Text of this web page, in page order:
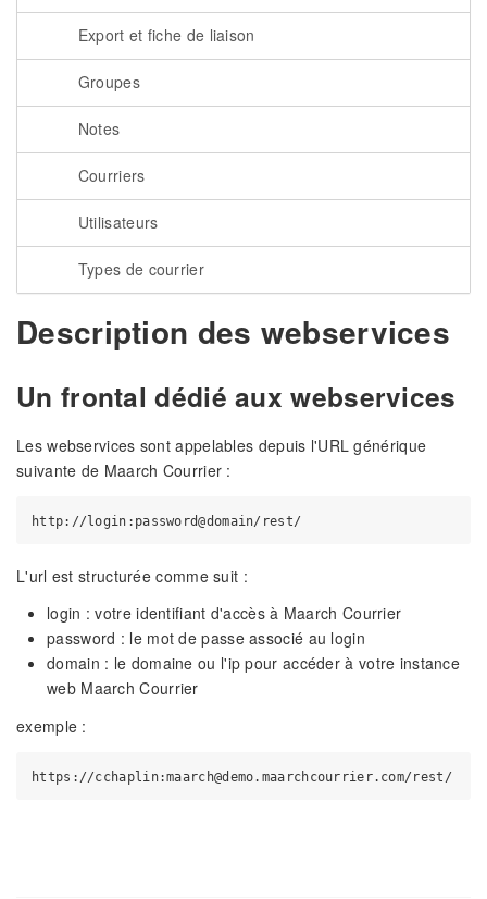
Export et fiche de liaison
Groupes
Notes
Courriers
Utilisateurs
Types de courrier
Description des webservices
Un frontal dédié aux webservices
Les webservices sont appelables depuis l'URL générique
suivante de Maarch Courrier :
L'url est structurée comme suit :
login : votre identifiant d'accès à Maarch Courrier
password : le mot de passe associé au login
domain : le domaine ou l'ip pour accéder à votre instance
web Maarch Courrier
exemple :